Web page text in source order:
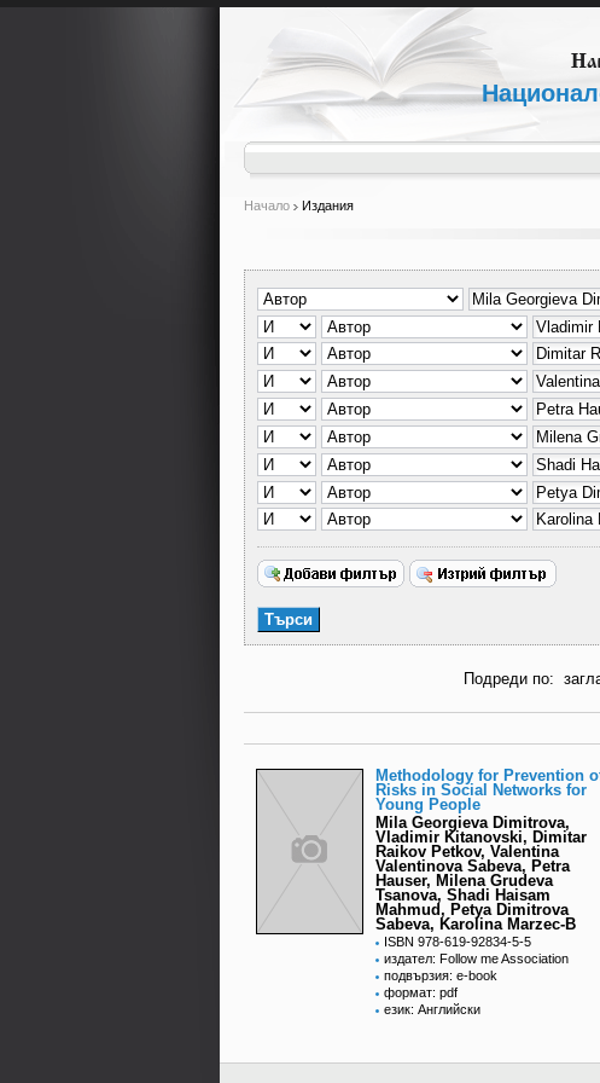
Начало Издания
Подреди по:
Methodology for Prevention
Risks in Social Networks for
Young People
Mila Georgieva Dimitrova,
Vladimir Kitanovski, Dimitar
Raikov Petkov, Valentina
Valentinova Sabeva, Petra
Hauser, Milena Grudeva
Tsanova, Shadi Haisam
Mahmud, Petya Dimitrova
Sabeva, Karolina Marzec-B
ISBN 978-619-92834-5-5
издател: Follow me Association
подвързия: e-book
формат: pdf
език: Английски